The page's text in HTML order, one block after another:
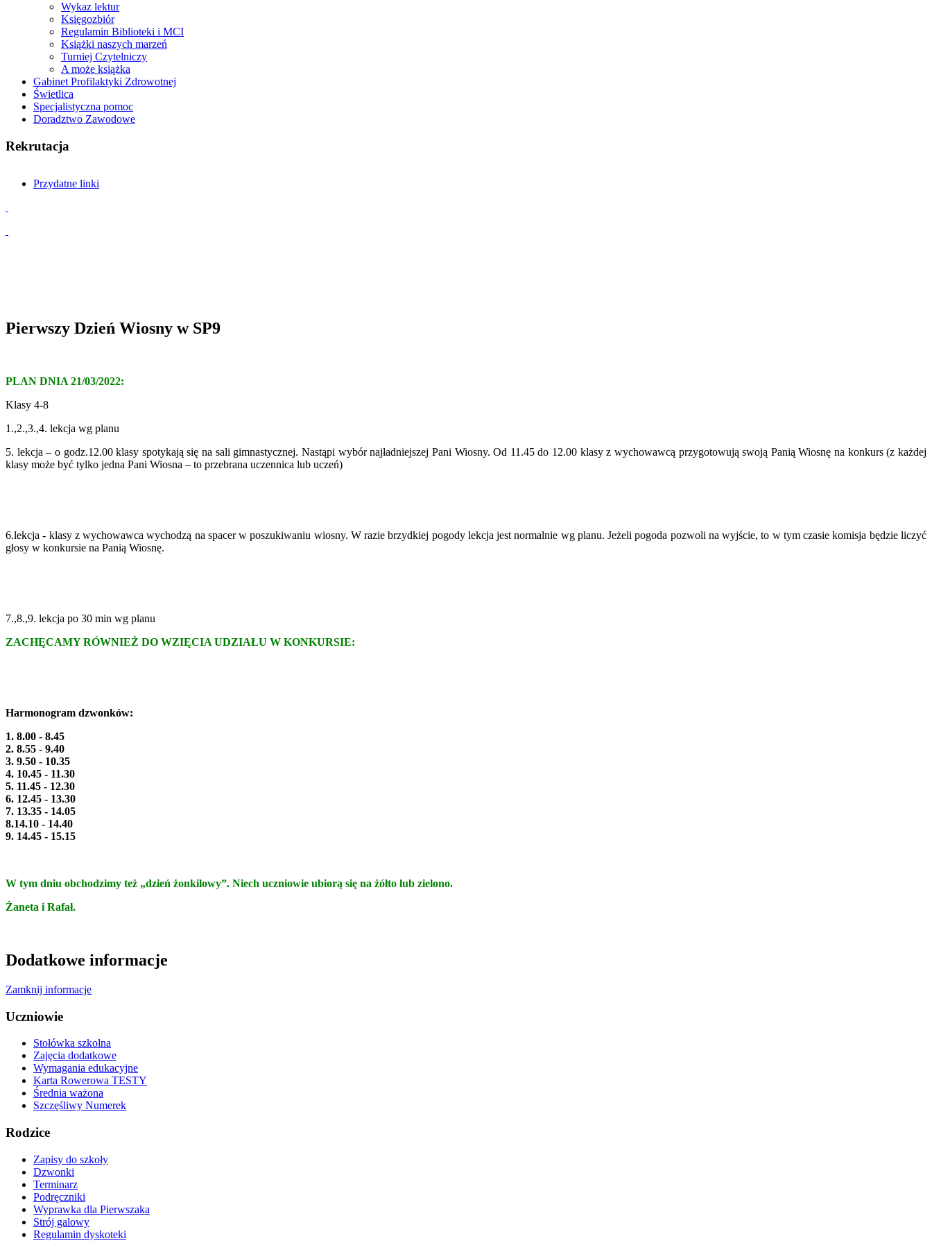
Wykaz lektur
Księgozbiór
Regulamin Biblioteki i MCI
Książki naszych marzeń
Turniej Czytelniczy
A może książka
Gabinet Profilaktyki Zdrowotnej
Świetlica
Specjalistyczna pomoc
Doradztwo Zawodowe
Rekrutacja
Przydatne linki
Pierwszy Dzień Wiosny w SP9
PLAN DNIA 21/03/2022:
Klasy 4-8
1.,2.,3.,4. lekcja wg planu
5. lekcja – o godz.12.00 klasy spotykają się na sali gimnastycznej. Nastąpi wybór najładniejszej Pani Wiosny. Od 11.45 do 12.00 klasy z wychowawcą przygotowują swoją Panią Wiosnę na konkurs (z każdej
klasy może być tylko jedna Pani Wiosna – to przebrana uczennica lub uczeń)
6.lekcja - klasy z wychowawca wychodzą na spacer w poszukiwaniu wiosny. W razie brzydkiej pogody lekcja jest normalnie wg planu. Jeżeli pogoda pozwoli na wyjście, to w tym czasie komisja będzie liczyć
głosy w konkursie na Panią Wiosnę.
7.,8.,9. lekcja po 30 min wg planu
ZACHĘCAMY RÓWNIEŻ DO WZIĘCIA UDZIAŁU W KONKURSIE:
Harmonogram dzwonków:
1. 8.00 - 8.45
2. 8.55 - 9.40
3. 9.50 - 10.35
4. 10.45 - 11.30
5. 11.45 - 12.30
6. 12.45 - 13.30
7. 13.35 - 14.05
8.14.10 - 14.40
9. 14.45 - 15.15
W tym dniu obchodzimy też „dzień żonkilowy”. Niech uczniowie ubiorą się na żółto lub zielono.
Żaneta i Rafał.
Dodatkowe informacje
Zamknij informacje
Uczniowie
Stołówka szkolna
Zajęcia dodatkowe
Wymagania edukacyjne
Karta Rowerowa TESTY
Średnia ważona
Szczęśliwy Numerek
Rodzice
Zapisy do szkoły
Dzwonki
Terminarz
Podręczniki
Wyprawka dla Pierwszaka
Strój galowy
Regulamin dyskoteki